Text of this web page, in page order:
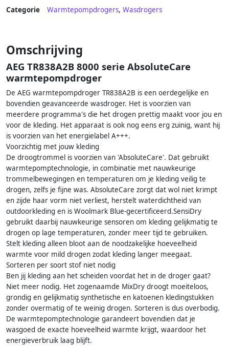
Categorie Warmtepompdrogers, Wasdrogers
Omschrijving
AEG TR838A2B 8000 serie AbsoluteCare
warmtepompdroger
De AEG warmtepompdroger TR838A2B is een oerdegelijke en
bovendien geavanceerde wasdroger. Het is voorzien van
meerdere programma's die het drogen prettig maakt voor jou en
voor de kleding. Het apparaat is ook nog eens erg zuinig, want hij
is voorzien van het energielabel A+++.
Voorzichtig met jouw kleding
De droogtrommel is voorzien van 'AbsoluteCare'. Dat gebruikt
warmtepomptechnologie, in combinatie met nauwkeurige
trommelbewegingen en temperaturen om je kleding veilig te
drogen, zelfs je fijne was. AbsoluteCare zorgt dat wol niet krimpt
en zijde haar vorm niet verliest, herstelt waterdichtheid van
outdoorkleding en is Woolmark Blue-gecertificeerd.SensiDry
gebruikt daarbij nauwkeurige sensoren om kleding gelijkmatig te
drogen op lage temperaturen, zonder meer tijd te gebruiken.
Stelt kleding alleen bloot aan de noodzakelijke hoeveelheid
warmte voor mild drogen zodat kleding langer meegaat.
Sorteren per soort stof niet nodig
Ben jij kleding aan het scheiden voordat het in de droger gaat?
Niet meer nodig. Het zogenaamde MixDry droogt moeiteloos,
grondig en gelijkmatig synthetische en katoenen kledingstukken
zonder overmatig of te weinig drogen. Sorteren is dus overbodig.
De warmtepomptechnologie garandeert bovendien dat je
wasgoed de exacte hoeveelheid warmte krijgt, waardoor het
energieverbruik laag blijft.